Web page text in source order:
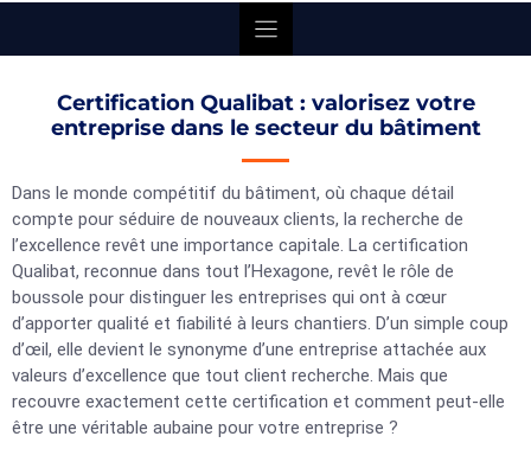
Certification Qualibat : valorisez votre
entreprise dans le secteur du bâtiment
Dans le monde compétitif du bâtiment, où chaque détail
compte pour séduire de nouveaux clients, la recherche de
l’excellence revêt une importance capitale. La certification
Qualibat, reconnue dans tout l’Hexagone, revêt le rôle de
boussole pour distinguer les entreprises qui ont à cœur
d’apporter qualité et fiabilité à leurs chantiers. D’un simple coup
d’œil, elle devient le synonyme d’une entreprise attachée aux
valeurs d’excellence que tout client recherche. Mais que
recouvre exactement cette certification et comment peut-elle
être une véritable aubaine pour votre entreprise ?